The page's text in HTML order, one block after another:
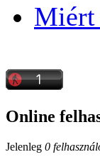
Miért
Online
Jelenleg 0